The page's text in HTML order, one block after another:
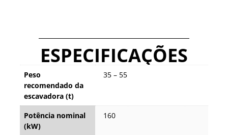
ESPECIFICAÇÕES
Peso
recomendado da
escavadora (t)
35 – 55
Potência nominal
(kW)
160